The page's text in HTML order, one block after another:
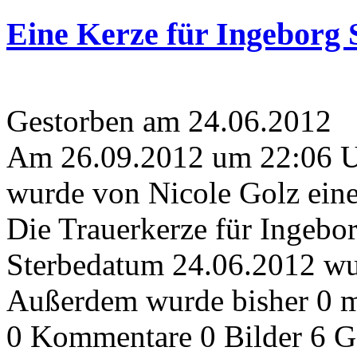
Eine Kerze für Ingeborg
Gestorben am 24.06.2012
Am 26.09.2012 um 22:06
wurde von Nicole Golz
Die Trauerkerze für
Sterbedatum 24.06.2012
Außerdem wurde bisher 0
0 Kommentare 0 Bilder 6